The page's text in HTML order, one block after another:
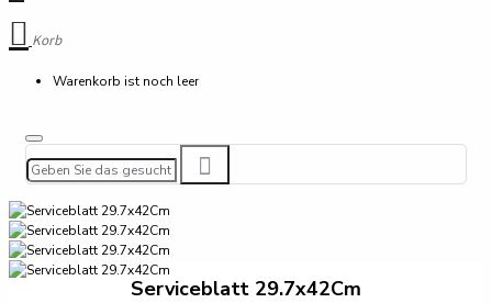
Korb
Warenkorb ist noch leer
Serviceblatt 29.7x42Cm